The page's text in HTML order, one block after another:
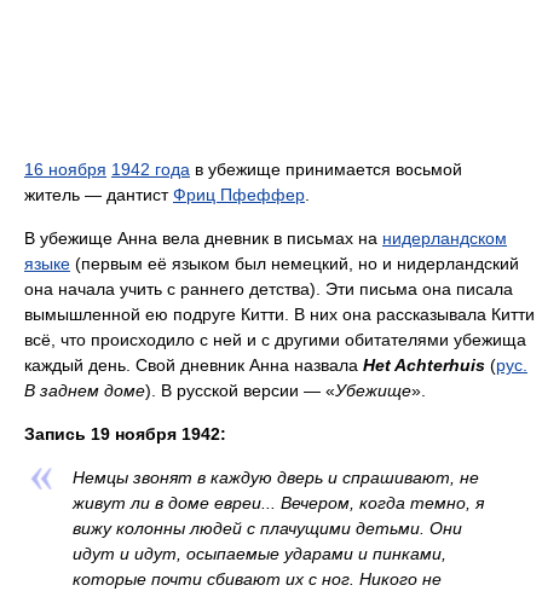
16 ноября 1942 года в убежище принимается восьмой
житель — дантистФриц Пфеффер.
В убежище Анна вела дневник в письмах на нидерландском
языке (первым её языком был немецкий, но и нидерландский
она начала учить с раннего детства). Эти письма она писала
вымышленной ею подруге Китти. В них она рассказывала Китти
всё, что происходило с ней и с другими обитателями убежища
каждый день. Свой дневник Анна назвала Het Achterhuis (рус.
В заднем доме). В русской версии — «Убежище».
Запись 19 ноября 1942:
Немцы звонят в каждую дверь и спрашивают, не
живут ли в доме евреи... Вечером, когда темно, я
вижу колонны людей с плачущими детьми. Они
идут и идут, осыпаемые ударами и пинками,
которые почти сбивают их с ног. Никого не